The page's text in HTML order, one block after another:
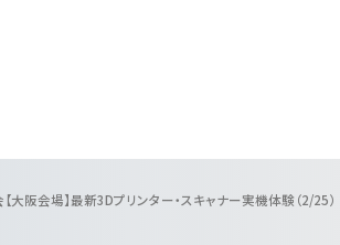
大阪会場】最新3Dプリンター・スキャナー実機体験（2/25）